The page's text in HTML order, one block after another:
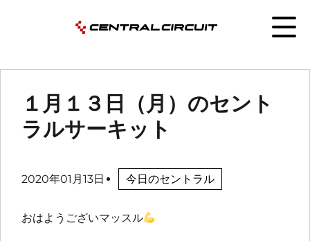
１月１３日（月）のセント
ラルサーキット
2020年01月13日 今日のセントラル
おはようございマッスル